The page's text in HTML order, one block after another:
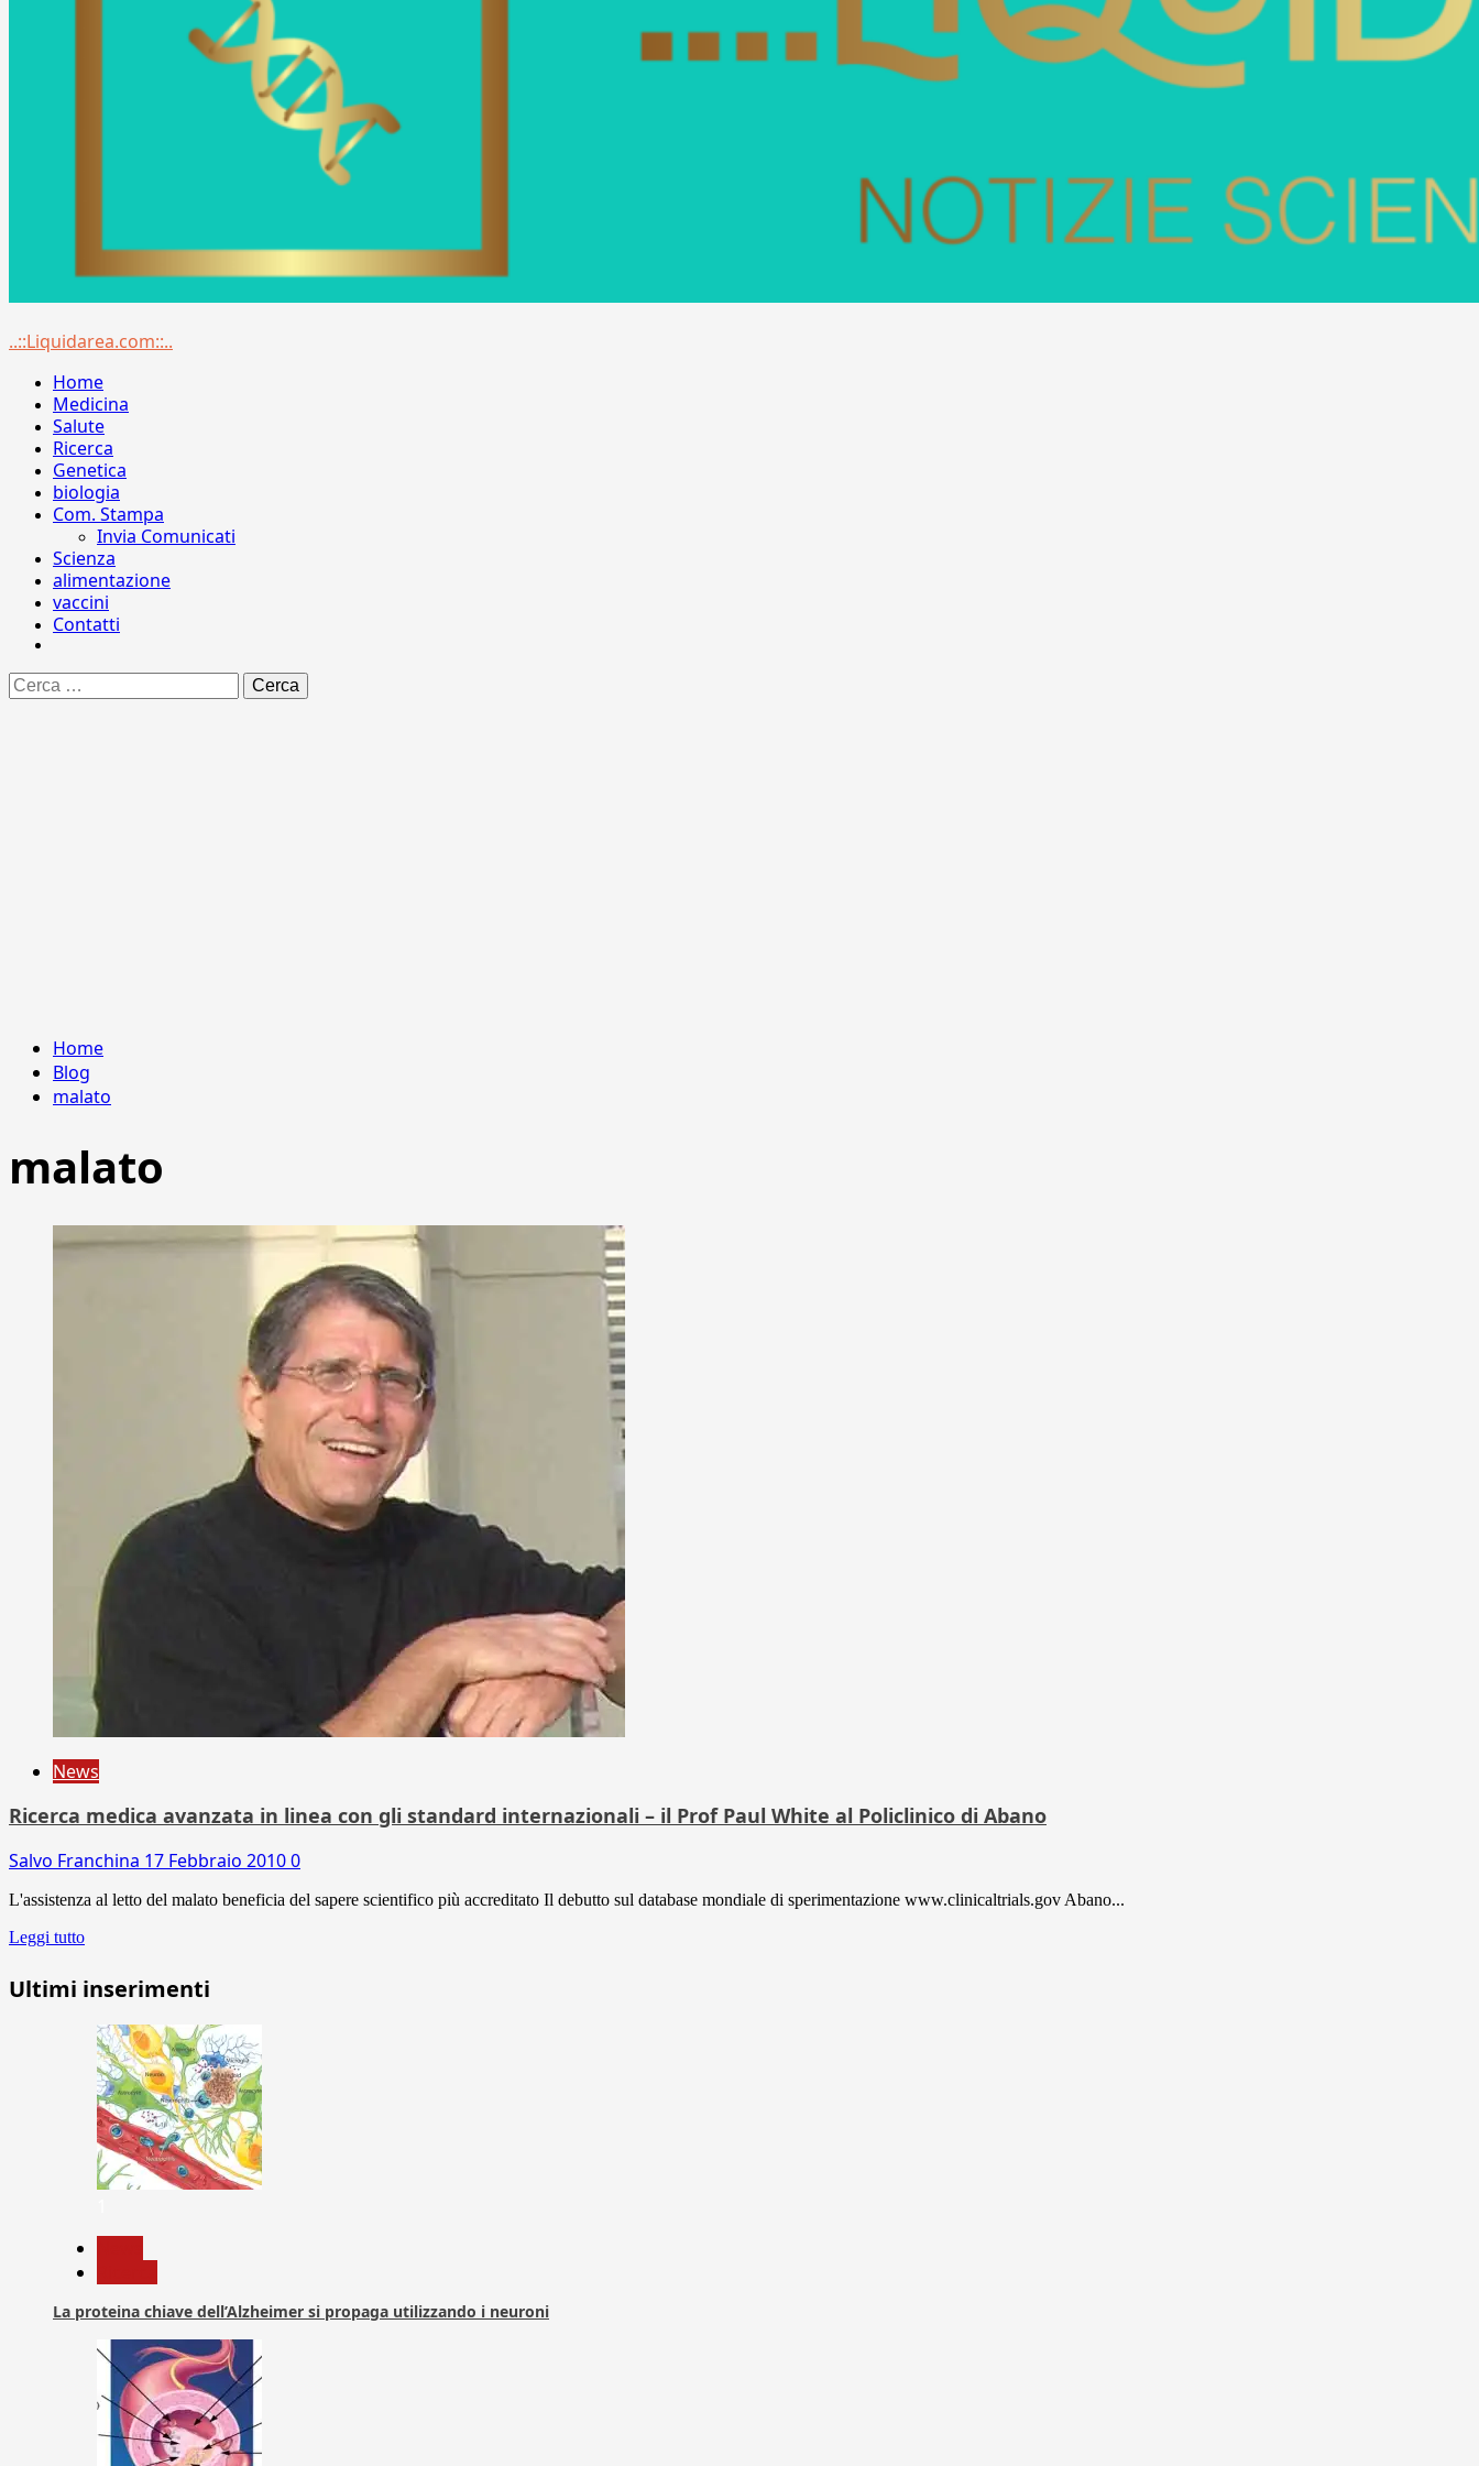
Menu
..::Liquidarea.com::..
Home
Medicina
Salute
Ricerca
Genetica
biologia
Com. Stampa
Invia Comunicati
Scienza
alimentazione
vaccini
Contatti
Ricerca
per:
Home
Blog
malato
malato
News
Ricerca medica avanzata in linea con gli standard internazionali – il Prof Paul White al Policlinico di Abano
Salvo Franchina 17 Febbraio 20100
L'assistenza al letto del malato beneficia del sapere scientifico più accreditato Il debutto sul database mondiale di sperimentazione www.clinicaltrials.gov Abano...
Leggi tutto
Ultimi inserimenti
La proteina chiave dell’Alzheimer si propaga utilizzando i neuroni